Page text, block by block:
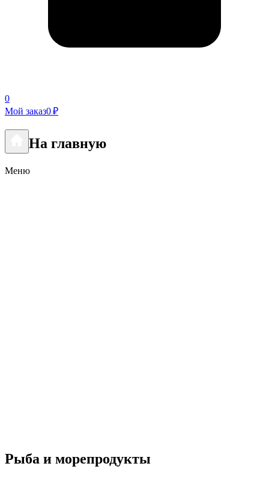
0
Мой заказ0 ₽
На главную
Меню
Рыба и морепродукты